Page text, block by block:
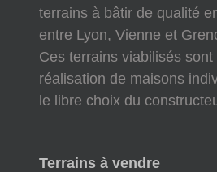
terrains à bâtir de qualité
entre Lyon, Vienne et
Ces terrains viabilisés
réalisation de maisons
le libre choix du
Terrains à vendre